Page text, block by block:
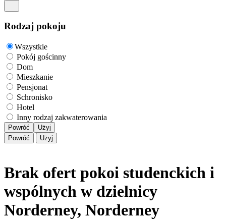
Rodzaj pokoju
Wszystkie
Pokój gościnny
Dom
Mieszkanie
Pensjonat
Schronisko
Hotel
Inny rodzaj zakwaterowania
Powróć
Użyj
Powróć
Użyj
Brak ofert pokoi studenckich i
wspólnych w dzielnicy
Norderney, Norderney